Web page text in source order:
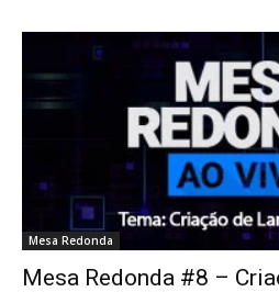
Mesa Redonda
Mesa Redonda #8 –